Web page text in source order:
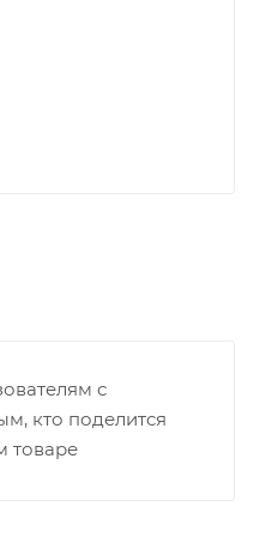
с
кто поделится
товаре